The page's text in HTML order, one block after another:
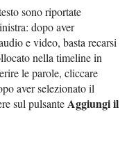
sono riportate
dopo aver
e video, basta recarsi
nella timeline in
le parole, cliccare
aver selezionato il
sul pulsante Aggiungi il